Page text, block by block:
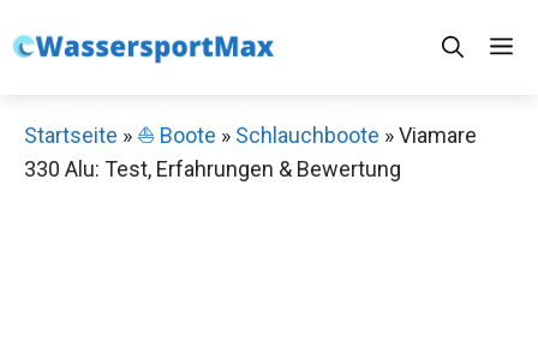
Inhalt
Startseite » ⛵️ Boote » Schlauchboote »Viamare
330 Alu: Test, Erfahrungen & Bewertung